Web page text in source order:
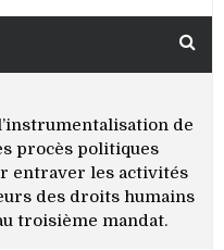
de
procès politiques
entraver les activités
des droits humains
troisième mandat.